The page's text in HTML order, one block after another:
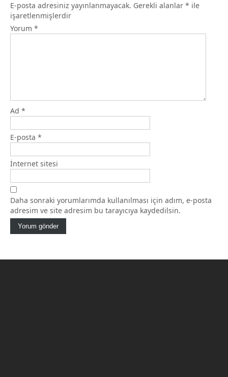
E-posta adresiniz yayınlanmayacak. Gerekli alanlar * ile
işaretlenmişlerdir
Yorum *
Ad *
E-posta *
İnternet sitesi
Daha sonraki yorumlarımda kullanılması için adım, e-posta
adresim ve site adresim bu tarayıcıya kaydedilsin.